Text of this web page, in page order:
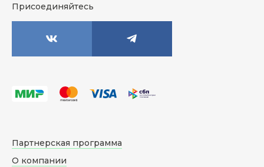
Присоединяйтесь
Партнерская программа
О компании